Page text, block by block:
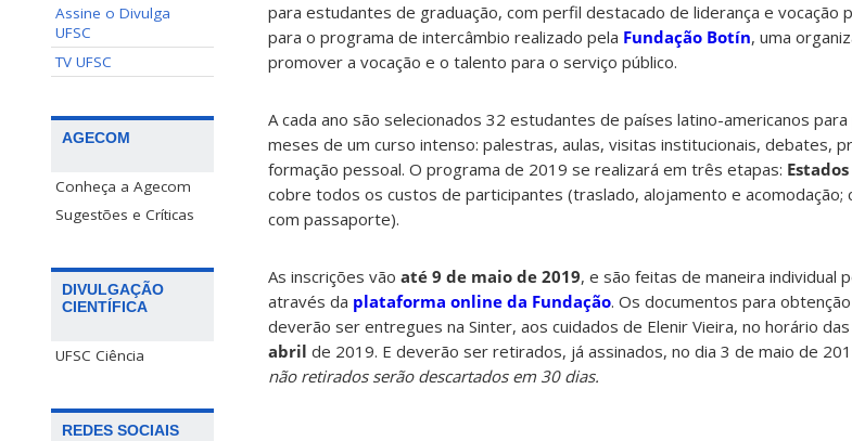
Assine o Divulga
UFSC
TV UFSC
AGECOM
Conheça a Agecom
Sugestões e Críticas
DIVULGAÇÃO
CIENTÍFICA
UFSC Ciência
REDES SOCIAIS
para estudantes de graduação, com perfil destacado de liderança e vocação
para o programa de intercâmbio realizado pela Fundação Botín, uma
promover a vocação e o talento para o serviço público.
A cada ano são selecionados 32 estudantes de países latino-americanos
meses de um curso intenso: palestras, aulas, visitas institucionais, debates,
formação pessoal. O programa de 2019 se realizará em três etapas:
cobre todos os custos de participantes (traslado, alojamento e
com passaporte).
As inscrições vão até 9 de maio de 2019, e são feitas de maneira individual
através da plataforma online da Fundação. Os documentos para
deverão ser entregues na Sinter, aos cuidados de Elenir Vieira, no horário
abril de 2019. E deverão ser retirados, já assinados, no dia 3 de maio de
não retirados serão descartados em 30 dias.